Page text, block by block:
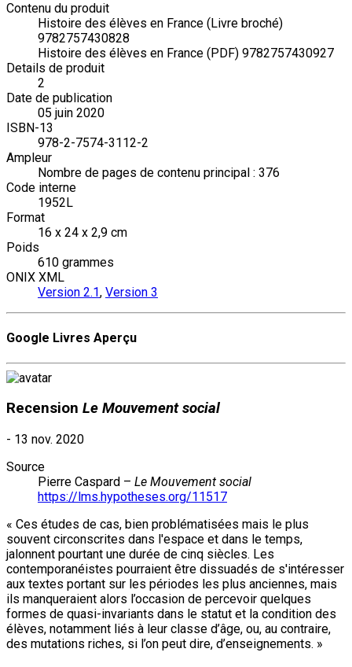
Contenu du produit
Histoire des élèves en France (Livre broché)
9782757430828
Histoire des élèves en France (PDF) 9782757430927
Details de produit
2
Date de publication
05 juin 2020
ISBN-13
978-2-7574-3112-2
Ampleur
Nombre de pages de contenu principal : 376
Code interne
1952L
Format
16 x 24 x 2,9 cm
Poids
610 grammes
ONIX XML
Version 2.1, Version 3
Google Livres Aperçu
Recension Le Mouvement social
- 13 nov. 2020
Source
Pierre Caspard – Le Mouvement social
https://lms.hypotheses.org/11517
« Ces études de cas, bien problématisées mais le plus
souvent circonscrites dans l'espace et dans le temps,
jalonnent pourtant une durée de cinq siècles. Les
contemporanéistes pourraient être dissuadés de s'intéresser
aux textes portant sur les périodes les plus anciennes, mais
ils manqueraient alors l’occasion de percevoir quelques
formes de quasi-invariants dans le statut et la condition des
élèves, notamment liés à leur classe d’âge, ou, au contraire,
des mutations riches, si l’on peut dire, d’enseignements. »